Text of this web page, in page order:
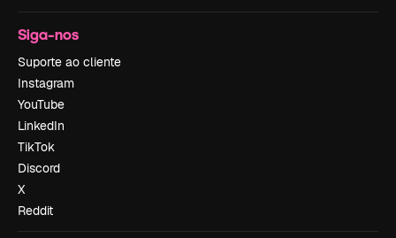
Siga-nos
Suporte ao cliente
Instagram
YouTube
LinkedIn
TikTok
Discord
X
Reddit